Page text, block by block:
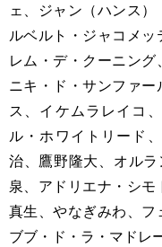
ェ、ジャン（ハンス
ルベルト・ジャコメ
レム・デ・クーニング
ニキ・ド・サンファー
ス、イケムラレイコ
ル・ホワイトリード
治、鷹野隆大、オル
泉、アドリエナ・シモ
真生、やなぎみわ、フ
ブブ・ド・ラ・マドレ